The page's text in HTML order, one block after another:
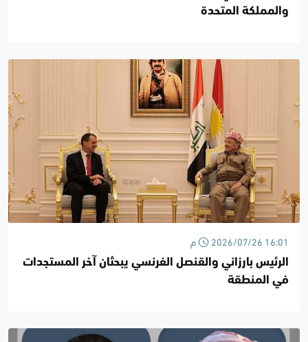
والمملكة المتحدة
2026/07/26 16:01 م
الرئيس بارزاني والقنصل الفرنسي يبحثان آخر المستجدات
في المنطقة